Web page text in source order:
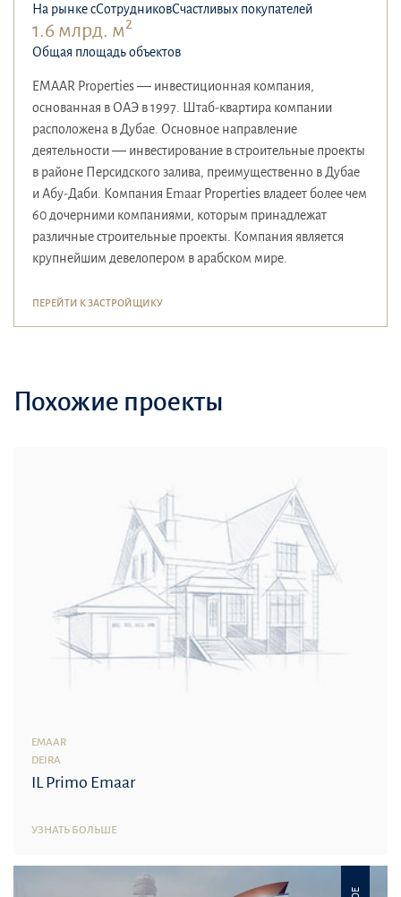
На рынке сСотрудниковСчастливых покупателей
1.6 млрд. м2
Общая площадь объектов
EMAAR Properties — инвестиционная компания,
основанная в ОАЭ в 1997. Штаб-квартира компании
расположена в Дубае. Основное направление
деятельности — инвестирование в строительные проекты
в районе Персидского залива, преимущественно в Дубае
и Абу-Даби. Компания Emaar Properties владеет более чем
60 дочерними компаниями, которым принадлежат
различные строительные проекты. Компания является
крупнейшим девелопером в арабском мире.
ПЕРЕЙТИ К ЗАСТРОЙЩИКУ
Похожие проекты
EMAAR
DEIRA
IL Primo Emaar
УЗНАТЬ БОЛЬШЕ